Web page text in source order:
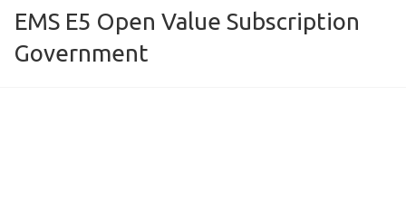
EMS E5 Open Value Subscription
Government